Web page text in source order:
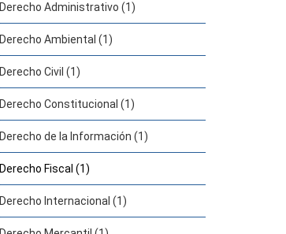
Derecho Administrativo (1)
Derecho Ambiental (1)
Derecho Civil (1)
Derecho Constitucional (1)
Derecho de la Información (1)
Derecho Fiscal (1)
Derecho Internacional (1)